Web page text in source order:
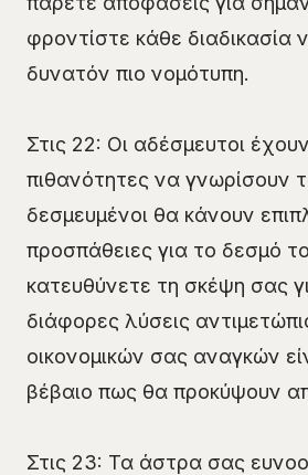
φροντίστε κάθε διαδικασία
δυνατόν πιο νομότυπη.
Στις 22: Οι αδέσμευτοι
πιθανότητες να γνωρίσουν
δεσμευμένοι θα κάνουν
προσπάθειες για το δεσμό
κατευθύνετε τη σκέψη σας
διάφορες λύσεις
οικονομικών σας αναγκών
βέβαιο πως θα προκύψουν
Στις 23: Τα άστρα σας